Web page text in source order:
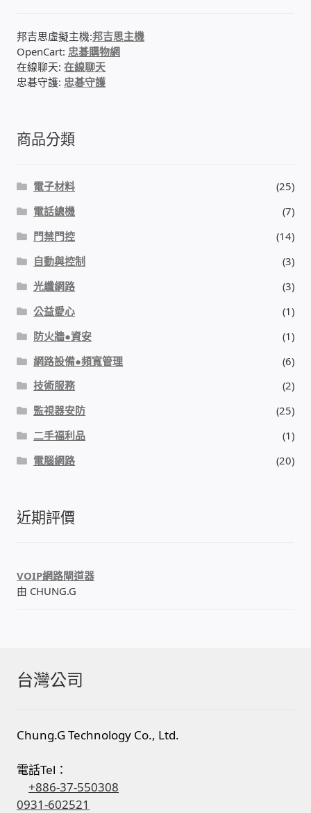
邦吉思虛擬主機:邦吉思主機
OpenCart:忠碁購物網
在線聊天:在線聊天
忠碁守護:忠碁守護
商品分類
電子材料
(25)
電話總機
(7)
門禁門控
(14)
自動與控制
(3)
光纖網路
(3)
公益愛心
(1)
防火牆●資安
(1)
網路設備●頻寬管理
(6)
技術服務
(2)
監視器安防
(25)
二手福利品
(1)
電腦網路
(20)
近期評價
VOIP網路閘道器
由 CHUNG.G
台灣公司
Chung.G Technology Co., Ltd.
電話Tel：
+886-37-550308
0931-602521